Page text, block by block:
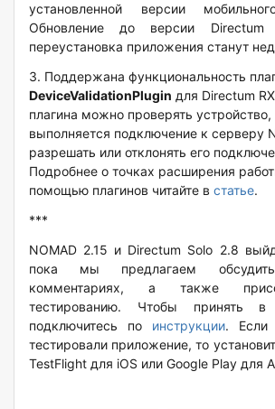
установленной версии
Обновление до версии
переустановка приложения станут
3. Поддержана функциональность
DeviceValidationPlugin для Directum
плагина можно проверять устройство,
выполняется подключение к серверу
разрешать или отклонять его
Подробнее о точках расширения
помощью плагинов читайте в статье.
***
NOMAD 2.15 и Directum Solo 2.8
пока мы предлагаем
комментариях, а также
тестированию. Чтобы принять
подключитесь по инструкции. Если
тестировали приложение, то
TestFlight для iOS или Google Play для